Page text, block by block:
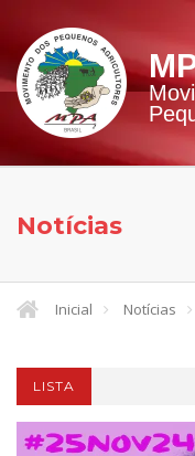
Notícias
Inicial Notícias
LISTA